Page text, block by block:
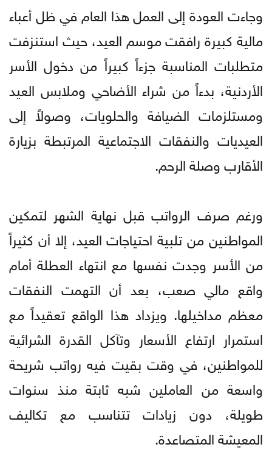
وجاءت العودة إلى العمل هذا العام في ظل أعباء
مالية كبيرة رافقت موسم العيد، حيث استنزفت
متطلبات المناسبة جزءاً كبيراً من دخول الأسر
الأردنية، بدءاً من شراء الأضاحي وملابس العيد
ومستلزمات الضيافة والحلويات، وصولاً إلى
العيديات والنفقات الاجتماعية المرتبطة بزيارة
الأقارب وصلة الرحم.
ورغم صرف الرواتب قبل نهاية الشهر لتمكين
المواطنين من تلبية احتياجات العيد، إلا أن كثيراً
من الأسر وجدت نفسها مع انتهاء العطلة أمام
واقع مالي صعب، بعد أن التهمت النفقات
معظم مداخيلها. ويزداد هذا الواقع تعقيداً مع
استمرار ارتفاع الأسعار وتآكل القدرة الشرائية
للمواطنين، في وقت بقيت فيه رواتب شريحة
واسعة من العاملين شبه ثابتة منذ سنوات
طويلة، دون زيادات تتناسب مع تكاليف
المعيشة المتصاعدة.